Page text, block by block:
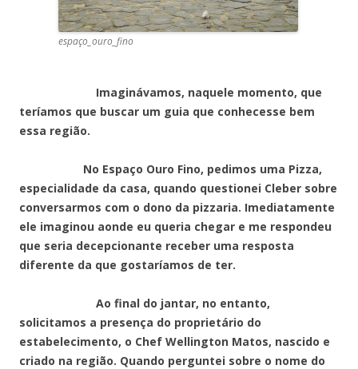
espaço_ouro_fino
Imaginávamos, naquele momento, que
teríamos que buscar um guia que conhecesse bem
essa região.
No Espaço Ouro Fino, pedimos uma Pizza,
especialidade da casa, quando questionei Cleber sobre
conversarmos com o dono da pizzaria. Imediatamente
ele imaginou aonde eu queria chegar e me respondeu
que seria decepcionante receber uma resposta
diferente da que gostaríamos de ter.
Ao final do jantar, no entanto,
solicitamos a presença do proprietário do
estabelecimento, o Chef Wellington Matos, nascido e
criado na região. Quando perguntei sobre o nome do